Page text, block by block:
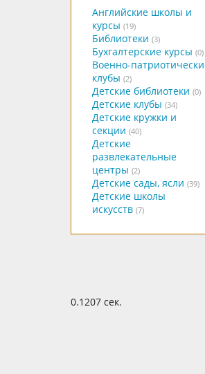
Английские школы и
курсы (19)
Библиотеки (3)
Бухгалтерские курсы (0)
Военно-
клубы (2)
Детские библиотеки (0)
Детские клубы (34)
Детские кружки и
секции (40)
Детские
развлекательные
центры (2)
Детские сады, ясли (39)
Детские школы
искусств (7)
0.1207 сек.